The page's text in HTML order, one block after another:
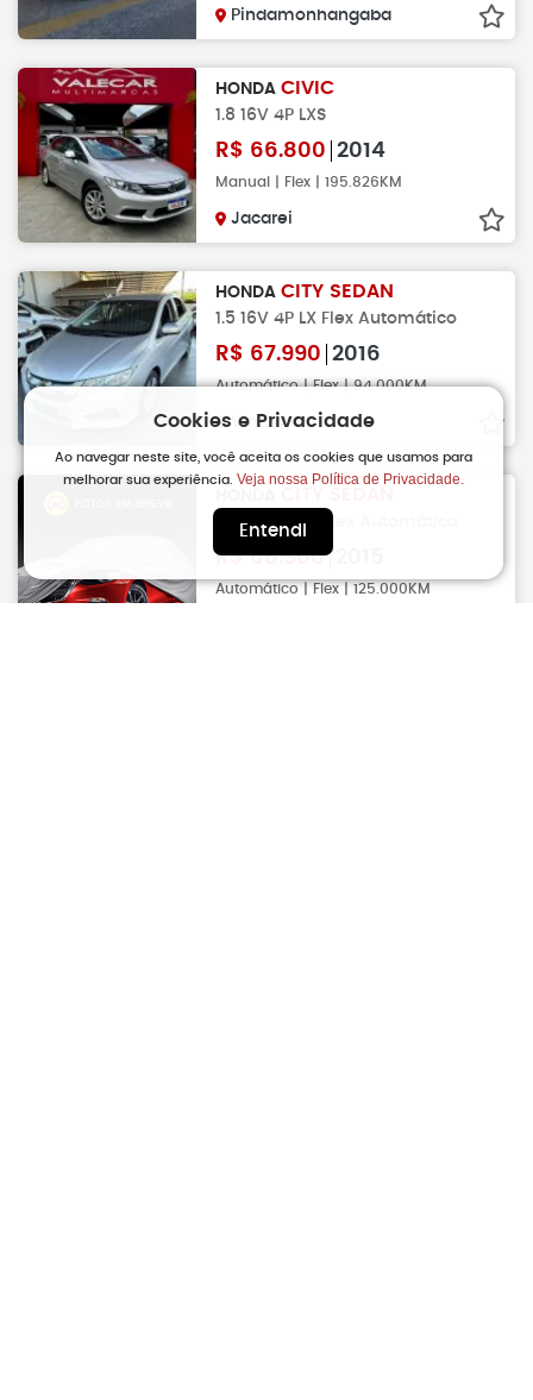
Pindamonhangaba
HONDA CIVIC
1.8 16V 4P LXS
R$ 66.800 2014
Manual | Flex | 195.826KM
Jacarei
HONDA CITY SEDAN
1.5 16V 4P LX Flex Automático
R$ 67.990 2016
Automático | Flex | 94.000KM
Vinhedo
1.5 16V 4P EX Flex Automático
R$68.900
Automático | Flex | 125.000KM
Cookies e Privacidade
Ao navegar neste site, você aceita os cookies que usamos para
melhorar sua experiência.Veja nossa Política de Privacidade.
Entendi